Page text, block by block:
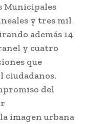
Municipales
y tres mil
además 14
y cuatro
que
ciudadanos.
del
imagen urbana